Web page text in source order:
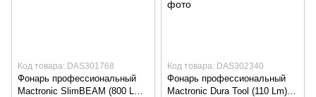
Код товара: DAS301768
Фонарь профессиональный
Mactronic SlimBEAM (800 Lm)
Код товара: DAS302340
Фонарь профессиональный
Mactronic Dura Tool (110 Lm)